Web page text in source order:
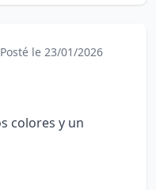
Posté le 23/01/2026
colores y un